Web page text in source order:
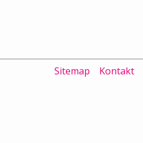
Sitemap Kontakt